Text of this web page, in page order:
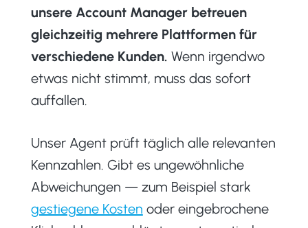
unsere Account Manager betreuen
gleichzeitig mehrere Plattformen für
verschiedene Kunden. Wenn irgendwo
etwas nicht stimmt, muss das sofort
auffallen.
Unser Agent prüft täglich alle relevanten
Kennzahlen. Gibt es ungewöhnliche
Abweichungen — zum Beispiel stark
gestiegene Kosten oder eingebrochene